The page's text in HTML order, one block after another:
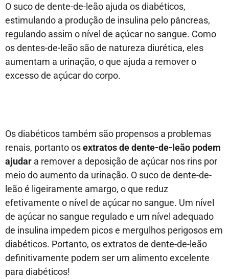
O suco de dente-de-leão ajuda os diabéticos,
estimulando a produção de insulina pelo pâncreas,
regulando assim o nível de açúcar no sangue. Como
os dentes-de-leão são de natureza diurética, eles
aumentam a urinação, o que ajuda a remover o
excesso de açúcar do corpo.
Os diabéticos também são propensos a problemas
renais, portanto osextratos de dente-de-leão podem
ajudar a remover a deposição de açúcar nos rins por
meio do aumento da urinação. O suco de dente-de-
leão é ligeiramente amargo, o que reduz
efetivamente o nível de açúcar no sangue. Um nível
de açúcar no sangue regulado e um nível adequado
de insulina impedem picos e mergulhos perigosos em
diabéticos. Portanto, os extratos de dente-de-leão
definitivamente podem ser um alimento excelente
para diabéticos!